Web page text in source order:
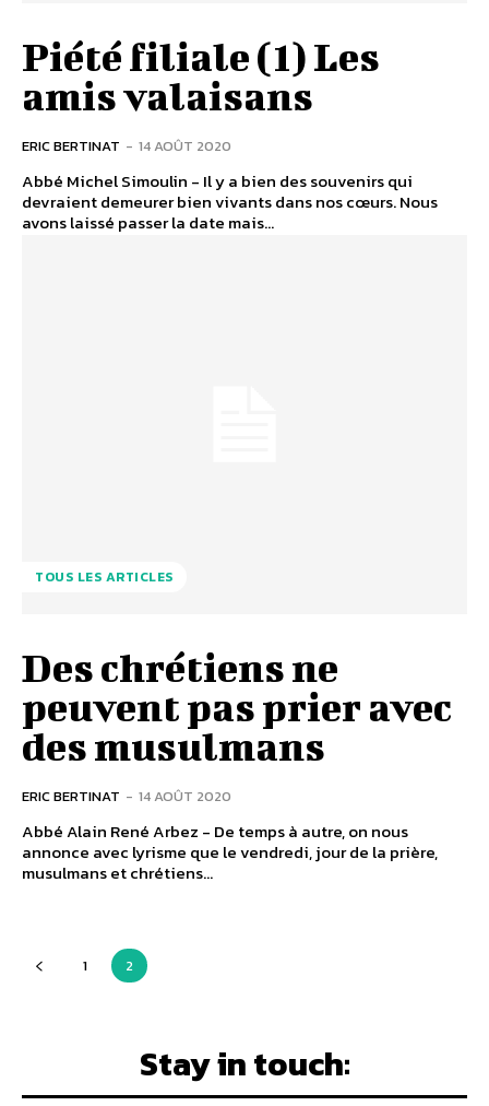
Piété filiale (1) Les
amis valaisans
ERIC BERTINAT - 14 AOÛT 2020
Abbé Michel Simoulin - Il y a bien des souvenirs qui
devraient demeurer bien vivants dans nos cœurs. Nous
avons laissé passer la date mais...
TOUS LES ARTICLES
Des chrétiens ne
peuvent pas prier avec
des musulmans
ERIC BERTINAT - 14 AOÛT 2020
Abbé Alain René Arbez - De temps à autre, on nous
annonce avec lyrisme que le vendredi, jour de la prière,
musulmans et chrétiens...
1 2
Stay in touch: